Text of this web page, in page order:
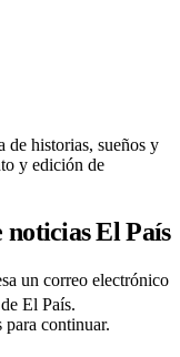
de historias, sueños y
y edición de
El País
un correo electrónico
de El País.
para continuar.